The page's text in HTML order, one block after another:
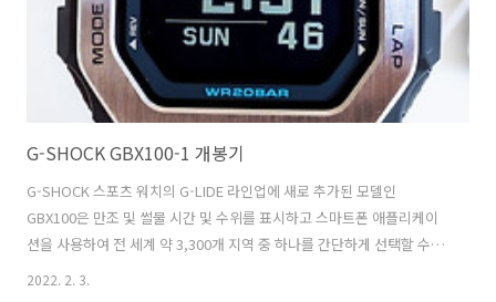
G-SHOCK GBX100-1 개봉기
G-SHOCK 스포츠 워치의 G-LIDE 라인업에 새로 추가된 모델인
GBX100은 만조 및 썰물 시간 및 수위를 표시하고 스마트폰 애플리케이
션을 사용하여 전 세계 약 3,300개 지역 중 하나를 간단하게 선택할 수 있
는 기능을 갖추고 있다. 넓은 시계창과 고화질 MIP(Memory In Pixel)
2022. 2. 3.